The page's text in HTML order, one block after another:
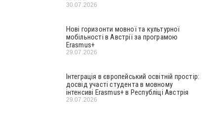
30.07.2026
Нові горизонти мовної та культурної
мобільності в Австрії за програмою
Erasmus+
29.07.2026
Інтеграція в європейський освітній простір:
досвід участі студента в мовному
інтенсиві Erasmus+ в Республіці Австрія
29.07.2026